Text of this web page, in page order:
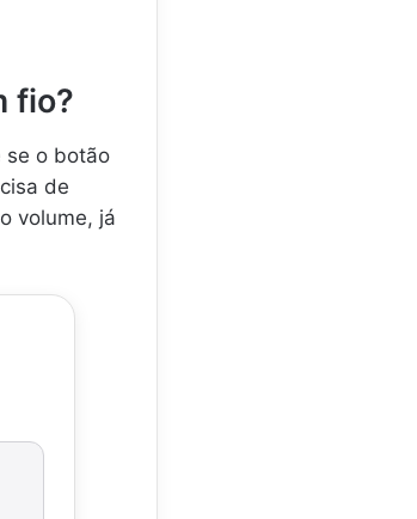
fio?
se o botão
de
volume, já